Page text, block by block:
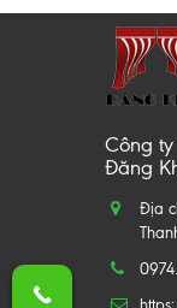
Công
Đăng
Địa